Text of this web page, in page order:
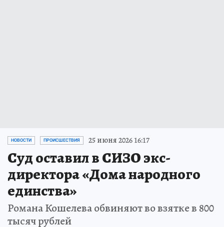
НОВОСТИ ПРОИСШЕСТВИЯ 25 июня 2026 16:17
Суд оставил в СИЗО экс-
директора «Дома народного
единства»
Романа Кошелева обвиняют во взятке в 800
тысяч рублей